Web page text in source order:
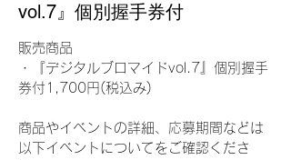
vol.7』個別握手券付
販売商品
・『デジタルブロマイドvol.7』個別握手
券付1,700円(税込み)
商品やイベントの詳細、応募期間などは
以下イベントについてをご確認くださ